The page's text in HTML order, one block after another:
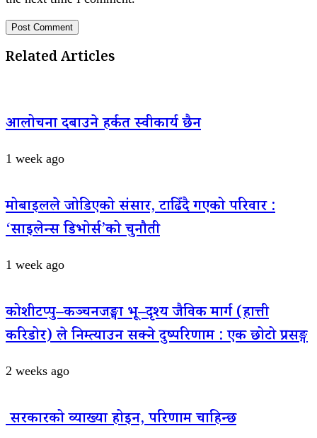
Related Articles
आलोचना दबाउने हर्कत स्वीकार्य छैन
1 week ago
मोबाइलले जोडिएको संसार, टाढिँदै गएको परिवार :
‘साइलेन्स डिभोर्स’को चुनौती
1 week ago
कोशीटप्पु–कञ्चनजङ्घा भू–दृश्य जैविक मार्ग (हात्ती
करिडोर) ले निम्त्याउन सक्ने दुष्परिणाम : एक छोटो प्रसङ्ग
2 weeks ago
सरकारको व्याख्या होइन, परिणाम चाहिन्छ